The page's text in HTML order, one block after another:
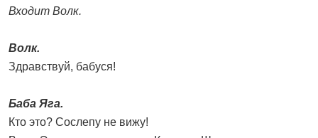
Входит Волк.
Волк.
Здравствуй, бабуся!
Баба Яга.
Кто это? Сослепу не вижу!